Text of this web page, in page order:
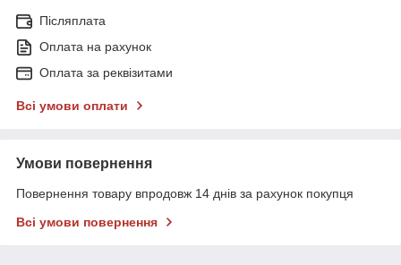
Післяплата
Оплата на рахунок
Оплата за реквізитами
Всі умови оплати
Умови повернення
Повернення товару впродовж 14 днів за рахунок покупця
Всі умови повернення